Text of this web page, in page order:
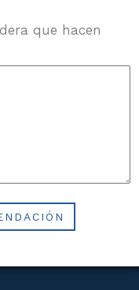
monitoreo y
combustibles
que hacen